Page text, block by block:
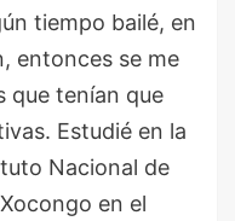
tiempo bailé, en
entonces se me
que tenían que
Estudié en la
Nacional de
en el